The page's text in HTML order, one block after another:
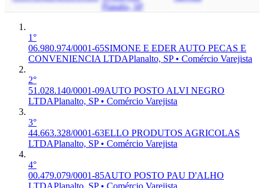
Planalto, SP
1°
06.980.974/0001-65SIMONE E EDER AUTO PECAS E
CONVENIENCIA LTDAPlanalto, SP • Comércio Varejista
2°
51.028.140/0001-09AUTO POSTO ALVI NEGRO
LTDAPlanalto, SP • Comércio Varejista
3°
44.663.328/0001-63ELLO PRODUTOS AGRICOLAS
LTDAPlanalto, SP • Comércio Varejista
4°
00.479.079/0001-85AUTO POSTO PAU D'ALHO
LTDAPlanalto, SP • Comércio Varejista